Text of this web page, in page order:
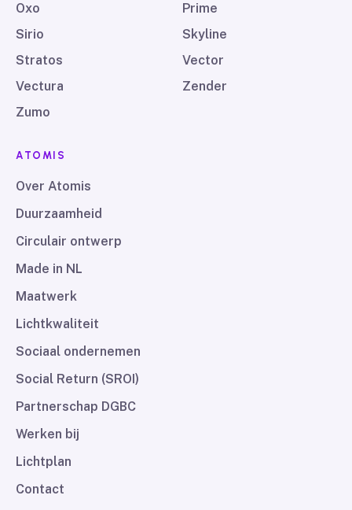
Oxo
Prime
Sirio
Skyline
Stratos
Vector
Vectura
Zender
Zumo
ATOMIS
Over Atomis
Duurzaamheid
Circulair ontwerp
Made in NL
Maatwerk
Lichtkwaliteit
Sociaal ondernemen
Social Return (SROI)
Partnerschap DGBC
Werken bij
Lichtplan
Contact